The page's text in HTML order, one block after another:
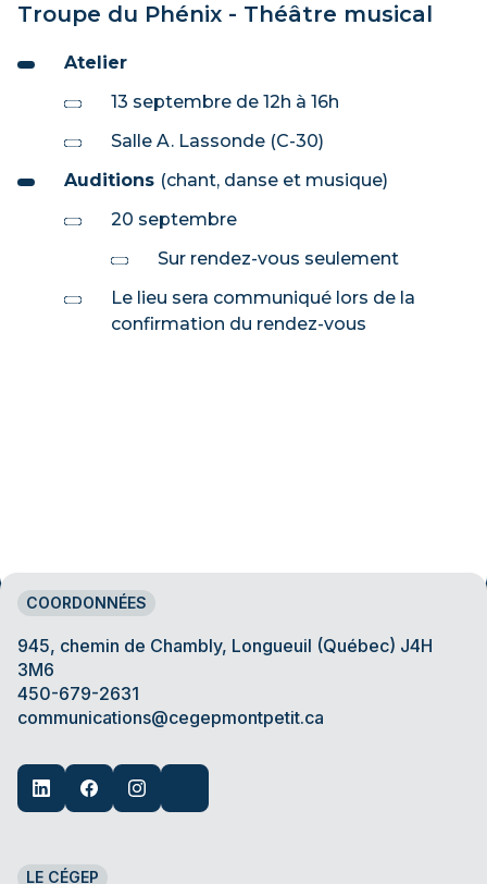
Troupe du Phénix - Théâtre musical
Atelier
13 septembre de 12h à 16h
Salle A. Lassonde (C-30)
Auditions (chant, danse et musique)
20 septembre
Sur rendez-vous seulement
Le lieu sera communiqué lors de la
confirmation du rendez-vous
COORDONNÉES
945, chemin de Chambly, Longueuil (Québec) J4H
3M6
450-679-2631
communications@cegepmontpetit.ca
LE CÉGEP